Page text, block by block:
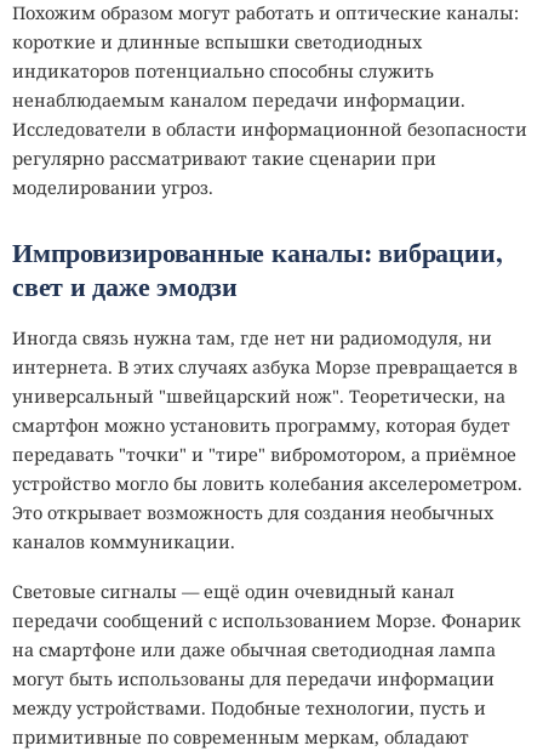
Похожим образом могут работать и оптические каналы:
короткие и длинные вспышки светодиодных
индикаторов потенциально способны служить
ненаблюдаемым каналом передачи информации.
Исследователи в области информационной безопасности
регулярно рассматривают такие сценарии при
моделировании угроз.
Импровизированные каналы: вибрации,
свет и даже эмодзи
Иногда связь нужна там, где нет ни радиомодуля, ни
интернета. В этих случаях азбука Морзе превращается в
универсальный "швейцарский нож". Теоретически, на
смартфон можно установить программу, которая будет
передавать "точки" и "тире" вибромотором, а приёмное
устройство могло бы ловить колебания акселерометром.
Это открывает возможность для создания необычных
каналов коммуникации.
Световые сигналы — ещё один очевидный канал
передачи сообщений с использованием Морзе. Фонарик
на смартфоне или даже обычная светодиодная лампа
могут быть использованы для передачи информации
между устройствами. Подобные технологии, пусть и
примитивные по современным меркам, обладают